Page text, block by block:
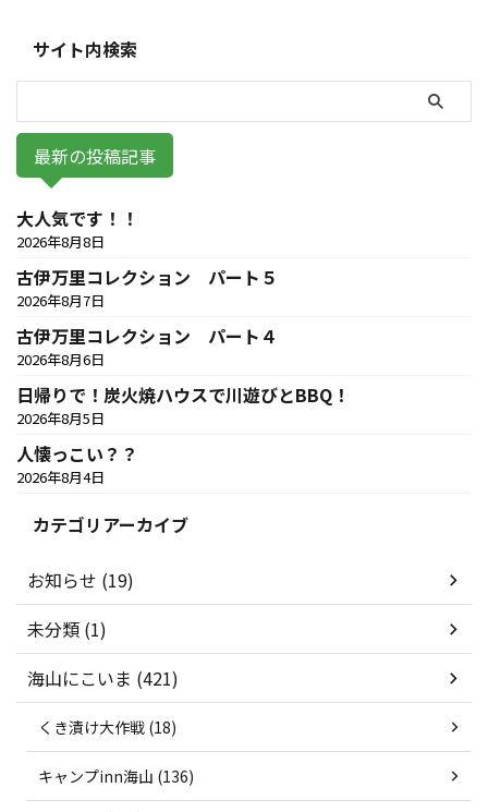
サイト内検索
最新の投稿記事
大人気です！！
2026年8月8日
古伊万里コレクション パート５
2026年8月7日
古伊万里コレクション パート４
2026年8月6日
日帰りで！炭火焼ハウスで川遊びとBBQ！
2026年8月5日
人懐っこい？？
2026年8月4日
カテゴリアーカイブ
お知らせ (19)
未分類 (1)
海山にこいま (421)
くき漬け大作戦 (18)
キャンプinn海山 (136)